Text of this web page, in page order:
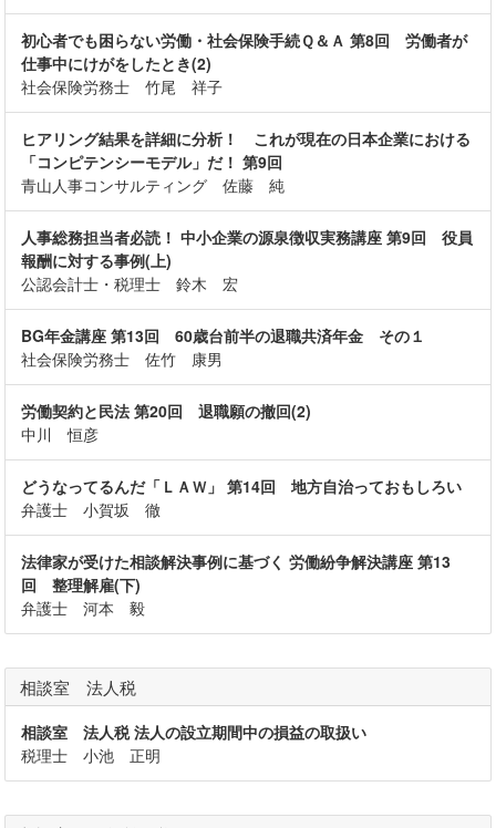
初心者でも困らない労働・社会保険手続Ｑ＆Ａ 第8回 労働者が
仕事中にけがをしたとき(2)
社会保険労務士 竹尾 祥子
ヒアリング結果を詳細に分析！ これが現在の日本企業における
「コンピテンシーモデル」だ！ 第9回
青山人事コンサルティング 佐藤 純
人事総務担当者必読！ 中小企業の源泉徴収実務講座 第9回 役員
報酬に対する事例(上)
公認会計士・税理士 鈴木 宏
BG年金講座 第13回 60歳台前半の退職共済年金 その１
社会保険労務士 佐竹 康男
労働契約と民法 第20回 退職願の撤回(2)
中川 恒彦
どうなってるんだ「ＬＡＷ」 第14回 地方自治っておもしろい
弁護士 小賀坂 徹
法律家が受けた相談解決事例に基づく 労働紛争解決講座 第13
回 整理解雇(下)
弁護士 河本 毅
相談室 法人税
相談室 法人税 法人の設立期間中の損益の取扱い
税理士 小池 正明